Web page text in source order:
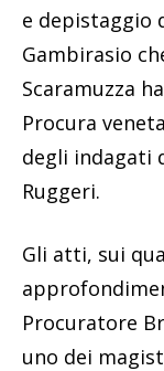
e depistaggio
Gambirasio
Scaramuzza
Procura
degli indagati
Ruggeri.
Gli atti, sui
Procuratore
uno dei